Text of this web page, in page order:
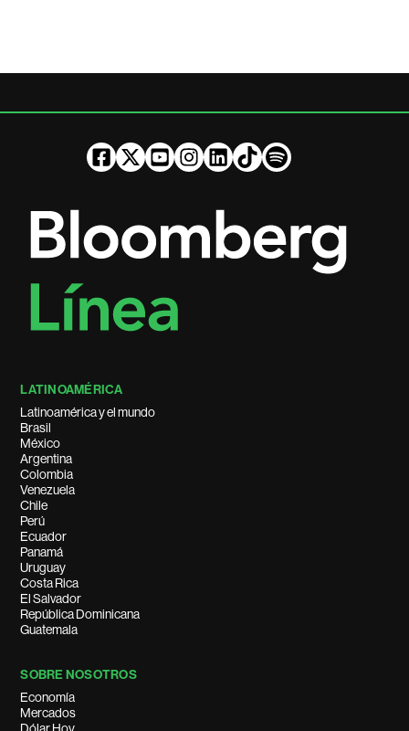
LATINOAMÉRICA
Latinoamérica y el mundo
Brasil
México
Argentina
Colombia
Venezuela
Chile
Perú
Ecuador
Panamá
Uruguay
Costa Rica
El Salvador
República Dominicana
Guatemala
SOBRE NOSOTROS
Economía
Mercados